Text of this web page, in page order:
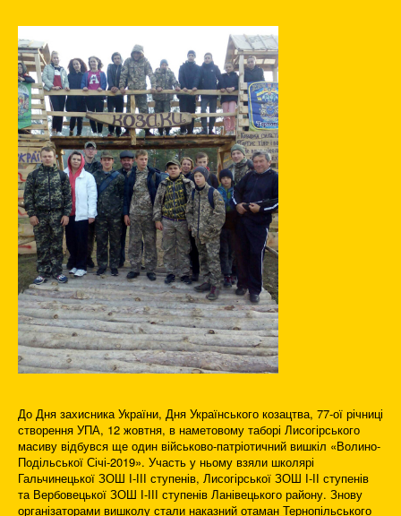
До Дня захисника України, Дня Українського козацтва, 77-ої річниці
створення УПА, 12 жовтня, в наметовому таборі Лисогірського
масиву відбувся ще один військово-патріотичний вишкіл «Волино-
Подільської Січі-2019». Участь у ньому взяли школярі
Гальчинецької ЗОШ І-ІІІ ступенів, Лисогірської ЗОШ І-ІІ ступенів
та Вербовецької ЗОШ І-ІІІ ступенів Ланівецького району. Знову
організаторами вишколу стали наказний отаман Тернопільського